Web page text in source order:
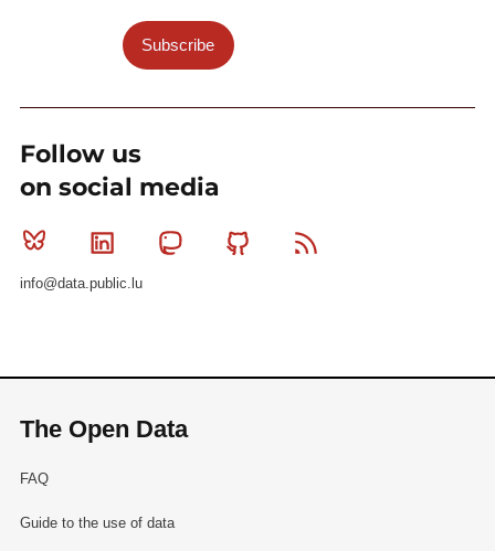
Subscribe
Follow us
on social media
Bluesky Linkedin MastodonGithub
info@data.public.lu
The Open Data
FAQ
Guide to the use of data